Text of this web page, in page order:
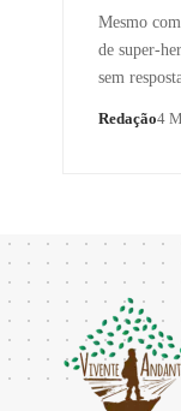
Mesmo
de super-
sem
Redação4